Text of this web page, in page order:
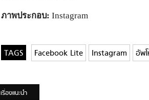
ภาพประกอบ: Instagram
Facebook Lite Instagram อัพ
เรื่องแนะนำ